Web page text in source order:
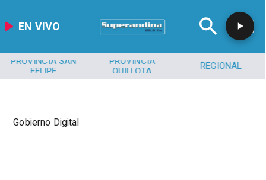
EN VIVO
PROVINCIA SAN
FELIPE
PROVINCIA
QUILLOTA
REGIONAL
Gobierno Digital